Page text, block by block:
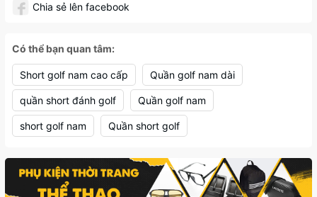
Chia sẻ lên facebook
Có thể bạn quan tâm:
Short golf nam cao cấp Quần golf nam dài
quần short đánh golf Quần golf nam
short golf nam Quần short golf